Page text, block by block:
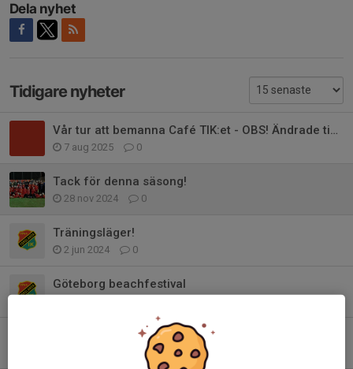
Dela nyhet
Tidigare nyheter
Vår tur att bemanna Café TIK:et - OBS! Ändrade tider
7 aug 2025 0
Tack för denna säsong!
28 nov 2024 0
Träningsläger!
2 jun 2024 0
Göteborg beachfestival
0